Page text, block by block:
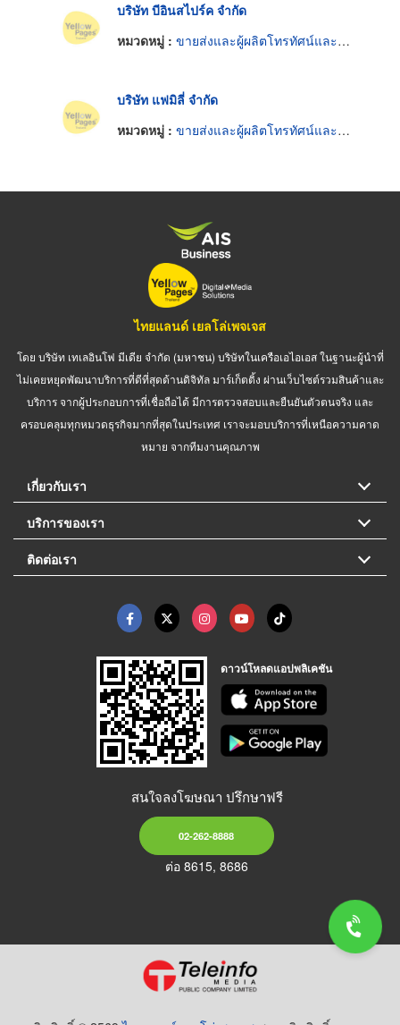
บริษัท บีอินสไปร์ค จำกัด
หมวดหมู่ : ขายส่งและผู้ผลิตโทรทัศน์และวิทยุ
บริษัท แฟมิลี่ จำกัด
หมวดหมู่ : ขายส่งและผู้ผลิตโทรทัศน์และวิทยุ
ไทยแลนด์ เยลโล่เพจเจส
โดย บริษัท เทเลอินโฟ มีเดีย จำกัด (มหาชน) บริษัทในเครือเอไอเอส ในฐานะผู้นำที่
ไม่เคยหยุดพัฒนาบริการที่ดีที่สุดด้านดิจิทัล มาร์เก็ตติ้ง ผ่านเว็บไซต์รวมสินค้าและ
บริการ จากผู้ประกอบการที่เชื่อถือได้ มีการตรวจสอบและยืนยันตัวตนจริง และ
ครอบคลุมทุกหมวดธุรกิจมากที่สุดในประเทศ เราจะมอบบริการที่เหนือความคาด
หมาย จากทีมงานคุณภาพ
เกี่ยวกับเรา
บริการของเรา
ติดต่อเรา
ดาวน์โหลดแอปพลิเคชัน
สนใจลงโฆษณา ปรึกษาฟรี
02-262-8888
ต่อ 8615, 8686